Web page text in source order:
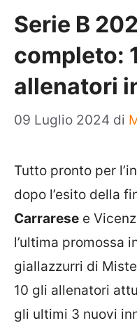
Serie B
completo:
allenatori
09 Luglio 2024 di
Tutto pronto per
dopo l’esito della
Carrarese e
l’ultima promossa
giallazzurri di
10 gli allenatori
gli ultimi 3 nuovi